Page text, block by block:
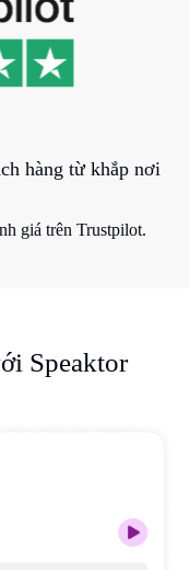
hàng từ khắp nơi
giá trên Trustpilot.
Speaktor